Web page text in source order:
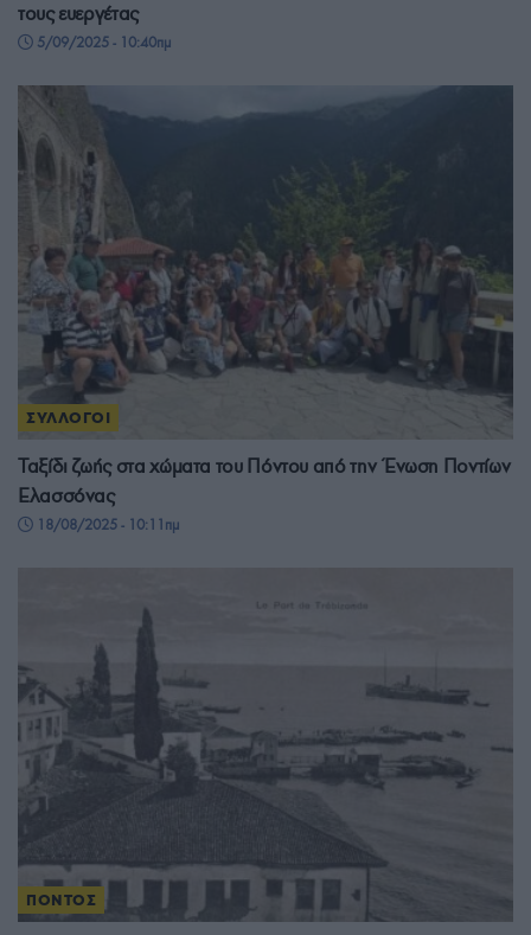
τους ευεργέτας
5/09/2025 - 10:40πμ
ΣΥΛΛΟΓΟΙ
Ταξίδι ζωής στα χώματα του Πόντου από την Ένωση Ποντίων
Ελασσόνας
18/08/2025 - 10:11πμ
ΠΟΝΤΟΣ